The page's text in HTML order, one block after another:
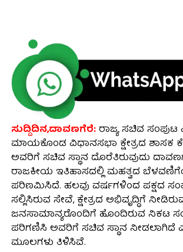
ಸುದ್ದಿದಿನ,ದಾವಣಗೆರೆ:ರಾಜ್ಯ ಸಚಿವ ಸಂಪುಟ
ಮಾಯಕೊಂಡ ವಿಧಾನಸಭಾ ಕ್ಷೇತ್ರದ ಶಾಸಕ
ಅವರಿಗೆ ಸಚಿವ ಸ್ಥಾನ ದೊರೆತಿರುವುದು
ರಾಜಕೀಯ ಇತಿಹಾಸದಲ್ಲಿ ಮಹತ್ವದ
ಪರಿಣಮಿಸಿದೆ. ಹಲವು ವರ್ಷಗಳಿಂದ ಪಕ್ಷದ
ಸಲ್ಲಿಸಿರುವ ಸೇವೆ, ಕ್ಷೇತ್ರದ ಅಭಿವೃದ್ಧಿಗೆ
ಜನಸಾಮಾನ್ಯರೊಂದಿಗೆ ಹೊಂದಿರುವ ನಿಕಟ
ಪರಿಗಣಿಸಿ ಅವರಿಗೆ ಸಚಿವ ಸ್ಥಾನ ನೀಡಲಾಗಿದೆ
ಮೂಲಗಳು ತಿಳಿಸಿವೆ.